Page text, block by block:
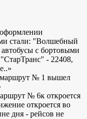
стали: "Волшебный
с бортовыми
- 22408,
маршрут № 1 вышел
№ 6к откроется
откроется во
дня - рейсов не